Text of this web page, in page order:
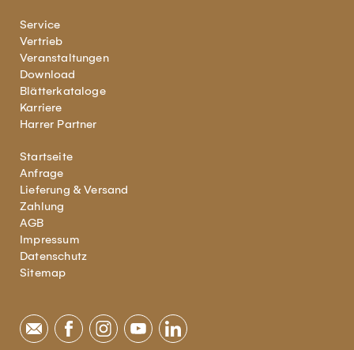
Service
Vertrieb
Veranstaltungen
Download
Blätterkataloge
Karriere
Harrer Partner
Startseite
Anfrage
Lieferung & Versand
Zahlung
AGB
Impressum
Datenschutz
Sitemap